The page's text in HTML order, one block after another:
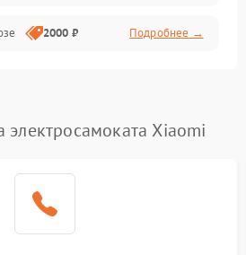
2000 ₽ Подробнее →
Xiaomi